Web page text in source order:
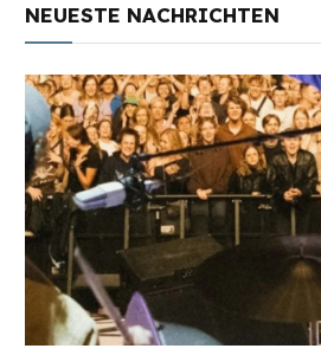
NEUESTE NACHRICHTEN